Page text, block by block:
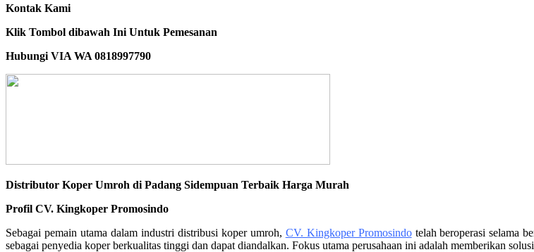
Kontak Kami
Klik Tombol dibawah Ini Untuk Pemesanan
Hubungi VIA WA 0818997790
Distributor Koper Umroh di Padang Sidempuan Terbaik Harga Murah
Profil CV. Kingkoper Promosindo
Sebagai pemain utama dalam industri distribusi koper umroh, CV. Kingkoper Promosindotelah beroperasi selama
sebagai penyedia koper berkualitas tinggi dan dapat diandalkan. Fokus utama perusahaan ini adalah memberikan